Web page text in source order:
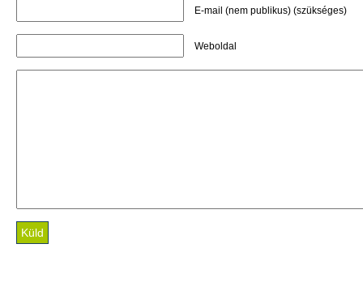
E-mail (nem publikus) (szükséges)
Weboldal